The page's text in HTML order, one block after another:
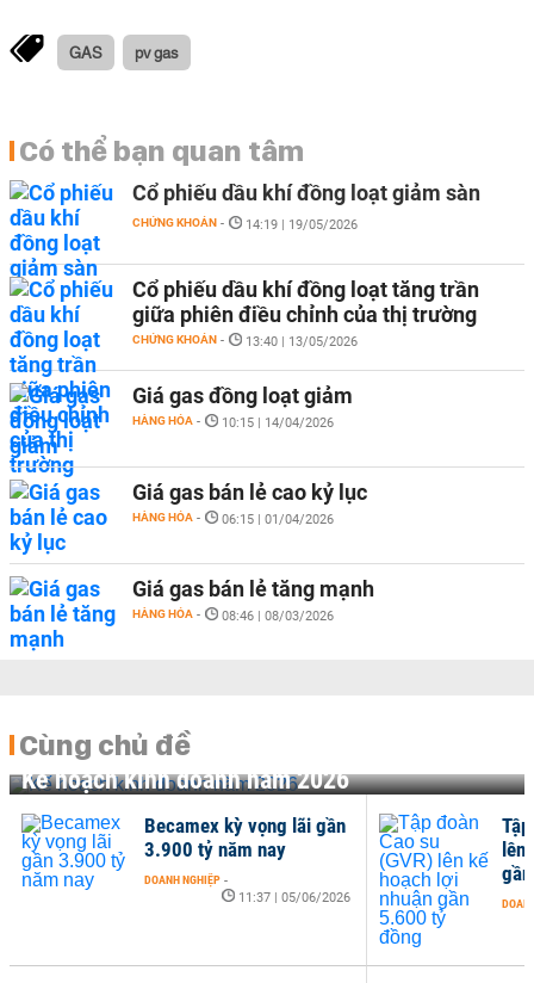
GAS pv gas
Có thể bạn quan tâm
Cổ phiếu dầu khí đồng loạt giảm sàn
CHỨNG KHOÁN - 14:19 | 19/05/2026
Cổ phiếu dầu khí đồng loạt tăng trần
giữa phiên điều chỉnh của thị trường
CHỨNG KHOÁN - 13:40 | 13/05/2026
Giá gas đồng loạt giảm
HÀNG HÓA - 10:15 | 14/04/2026
Giá gas bán lẻ cao kỷ lục
HÀNG HÓA - 06:15 | 01/04/2026
Giá gas bán lẻ tăng mạnh
HÀNG HÓA - 08:46 | 08/03/2026
Cùng chủ đề
Kế hoạch kinh doanh năm 2026
Becamex kỳ vọng lãi gần
3.900 tỷ năm nay
DOANH NGHIỆP -
11:37 | 05/06/2026
lên